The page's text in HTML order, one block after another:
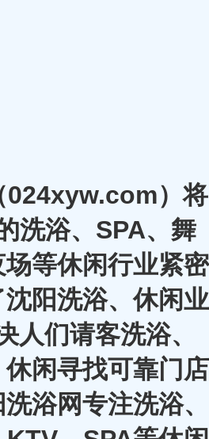
024xyw.com）将
洗浴、SPA、舞
等休闲行业紧密
阳洗浴、休闲业
人们请客洗浴、
闲寻找可靠门店
浴网专注洗浴、